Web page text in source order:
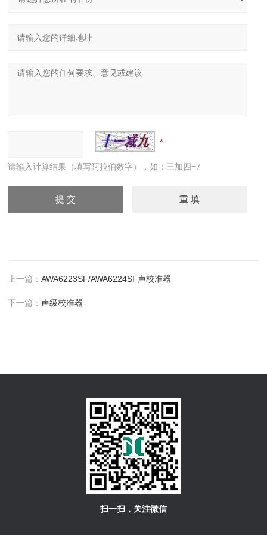
请输入计算结果（填写阿拉伯数字），如：三加四=7
上一篇：AWA6223SF/AWA6224SF声校准器
下一篇：声级校准器
扫一扫，关注微信